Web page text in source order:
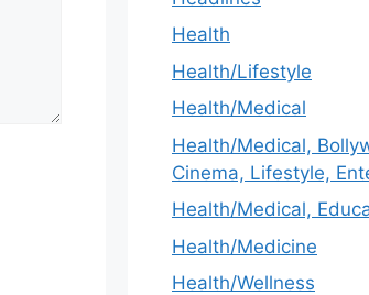
Health
Health/Lifestyle
Health/Medical
Health/Medical,
Cinema, Lifestyle,
Health/Medical,
Health/Medicine
Health/Wellness